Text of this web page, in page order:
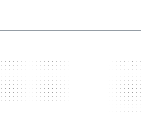
300 x 600